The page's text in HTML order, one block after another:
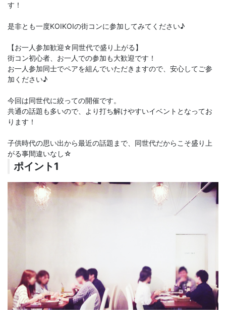
す！
是非とも一度KOIKOIの街コンに参加してみてください♪
【お一人参加歓迎☆同世代で盛り上がる】
街コン初心者、お一人での参加も大歓迎です！
お一人参加同士でペアを組んでいただきますので、安心してご参
加ください♪
今回は同世代に絞っての開催です。
共通の話題も多いので、より打ち解けやすいイベントとなってお
ります！
子供時代の思い出から最近の話題まで、同世代だからこそ盛り上
がる事間違いなし☆
ポイント1